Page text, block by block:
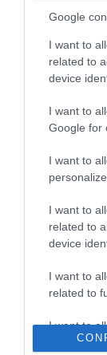
Google
I want to
related to
device
I want to
Google for
I want to
I want to
related to
device
I want to
related to
I want to
related to
Το
από την ΕΕ
Gaming Police”
ενισχύει την
των παιδιών
διαδίκτυο
31.07.2026
για τα
παραβάσεις
Τεχνητή
δεν είναι
νέα
μια νέα
επανάσταση»
31.07.2026
Νέος οδηγός
για τη
επιχειρήσεων στον
χώρο της